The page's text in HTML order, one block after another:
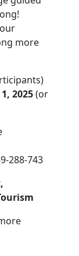
more
2025(or
288-743